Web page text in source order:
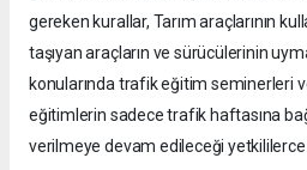
gereken kurallar, Tarım araçlarının
taşıyan araçların ve sürücülerinin
konularında trafik eğitim seminerleri
eğitimlerin sadece trafik haftasına
verilmeye devam edileceği